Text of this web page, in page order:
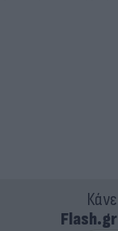
Flash.gr